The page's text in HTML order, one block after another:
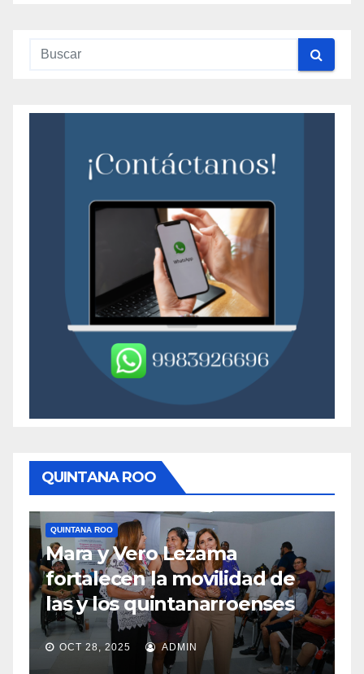
QUINTANA ROO
QUINTANA ROO
Mara y Vero Lezama
fortalecen la movilidad de
las y los quintanarroenses
OCT 28, 2025 ADMIN